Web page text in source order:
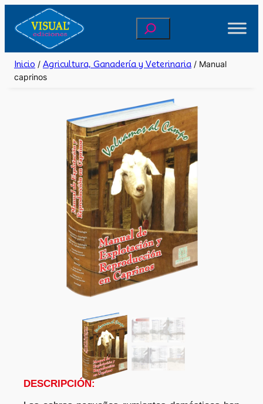
contenido
Buscar
Inicio / Agricultura, Ganadería y Veterinaria / Manual
caprinos
DESCRIPCIÓN: